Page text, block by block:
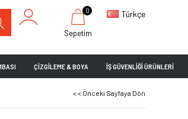
Türkçe
Sepetim
0
ÇİZGİLEME & BOYA İŞ GÜVENLİĞİ ÜRÜNLERİ
< < Önceki Sayfaya Dön